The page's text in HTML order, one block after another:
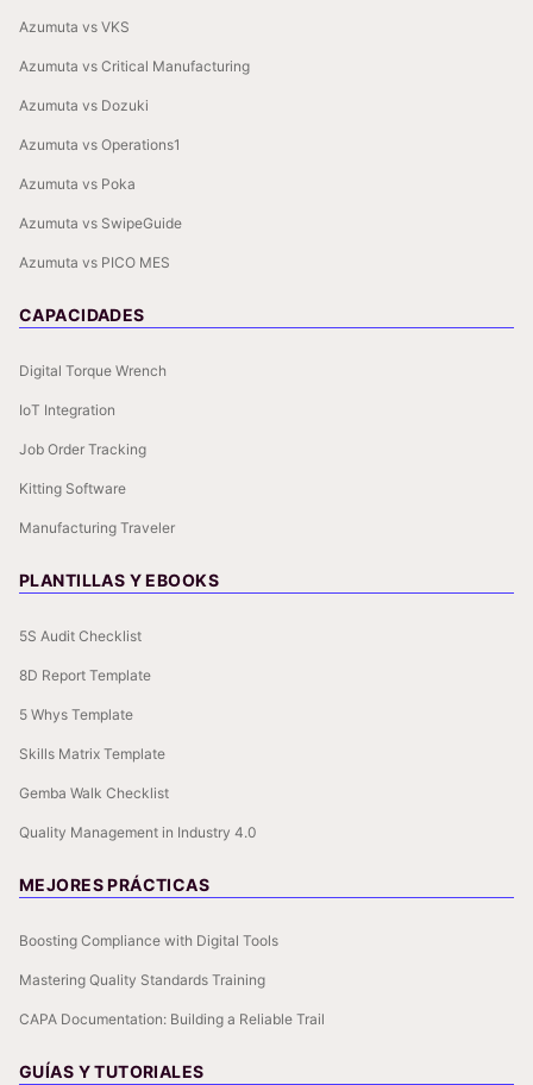
Azumuta vs VKS
Azumuta vs Critical Manufacturing
Azumuta vs Dozuki
Azumuta vs Operations1
Azumuta vs Poka
Azumuta vs SwipeGuide
Azumuta vs PICO MES
CAPACIDADES
Digital Torque Wrench
IoT Integration
Job Order Tracking
Kitting Software
Manufacturing Traveler
PLANTILLAS Y EBOOKS
5S Audit Checklist
8D Report Template
5 Whys Template
Skills Matrix Template
Gemba Walk Checklist
Quality Management in Industry 4.0
MEJORES PRÁCTICAS
Boosting Compliance with Digital Tools
Mastering Quality Standards Training
CAPA Documentation: Building a Reliable Trail
GUÍAS Y TUTORIALES